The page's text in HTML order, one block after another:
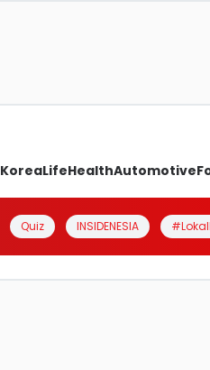
KoreaLifeHealthAutomotive
Quiz INSIDENESIA